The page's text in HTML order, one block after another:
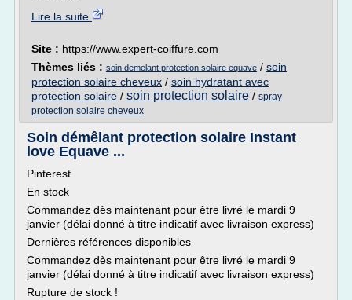
Lire la suite
Site : https://www.expert-coiffure.com
Thèmes liés : soin demelant protection solaire equave / soin
protection solaire cheveux / soin hydratant avec
protection solaire / soin protection solaire / spray
protection solaire cheveux
Soin démêlant protection solaire Instant
love Equave ...
Pinterest
En stock
Commandez dès maintenant pour être livré le mardi 9
janvier (délai donné à titre indicatif avec livraison express)
Dernières références disponibles
Commandez dès maintenant pour être livré le mardi 9
janvier (délai donné à titre indicatif avec livraison express)
Rupture de stock !